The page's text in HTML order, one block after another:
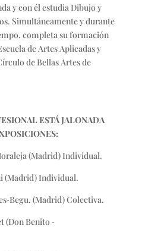
y con él estudia Dibujo y
Simultáneamente y durante
completa su formación
de Artes Aplicadas y
de Bellas Artes de
ESTÁ JALONADA
(Madrid) Individual.
(Madrid) Individual.
(Madrid) Colectiva.
(Don Benito ‐